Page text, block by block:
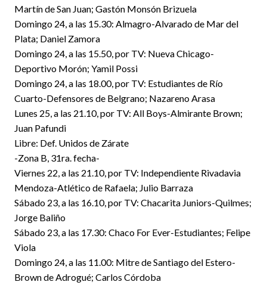
Martín de San Juan; Gastón Monsón Brizuela
Domingo 24, a las 15.30: Almagro-Alvarado de Mar del
Plata; Daniel Zamora
Domingo 24, a las 15.50, por TV: Nueva Chicago-
Deportivo Morón; Yamil Possi
Domingo 24, a las 18.00, por TV: Estudiantes de Río
Cuarto-Defensores de Belgrano; Nazareno Arasa
Lunes 25, a las 21.10, por TV: All Boys-Almirante Brown;
Juan Pafundi
Libre: Def. Unidos de Zárate
-Zona B, 31ra. fecha-
Viernes 22, a las 21.10, por TV: Independiente Rivadavia
Mendoza-Atlético de Rafaela; Julio Barraza
Sábado 23, a las 16.10, por TV: Chacarita Juniors-Quilmes;
Jorge Baliño
Sábado 23, a las 17.30: Chaco For Ever-Estudiantes; Felipe
Viola
Domingo 24, a las 11.00: Mitre de Santiago del Estero-
Brown de Adrogué; Carlos Córdoba